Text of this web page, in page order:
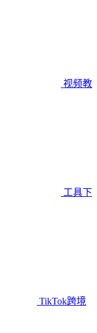
视频教
工具下
TikTok跨境